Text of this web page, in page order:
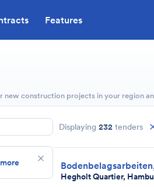
Features
new construction projects in your region
Displaying 232 tenders
Hegholt Quartier,